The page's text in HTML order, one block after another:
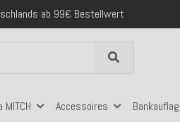
Bestellungen
& Amazon Pay
MITCH Accessoires